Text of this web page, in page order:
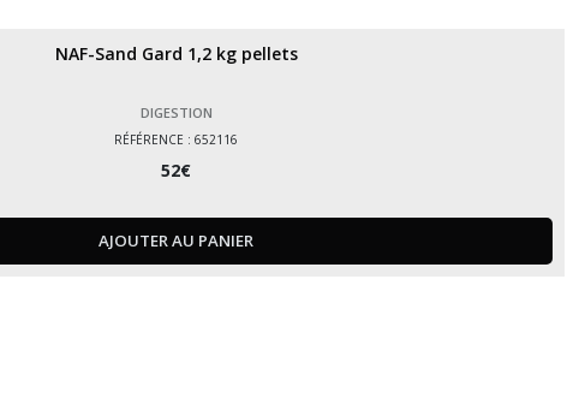
NAF-Sand Gard 1,2 kg pellets
DIGESTION
RÉFÉRENCE : 652116
52€
AJOUTER AU PANIER